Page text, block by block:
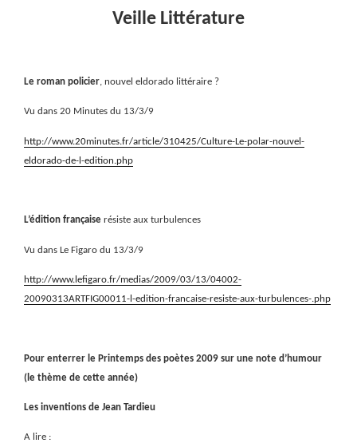
Veille Littérature
Le roman policier, nouvel eldorado littéraire ?
Vu dans 20 Minutes du 13/3/9
http://www.20minutes.fr/article/310425/Culture-Le-polar-nouvel-
eldorado-de-l-edition.php
L’édition française résiste aux turbulences
Vu dans Le Figaro du 13/3/9
http://www.lefigaro.fr/medias/2009/03/13/04002-
20090313ARTFIG00011-l-edition-francaise-resiste-aux-turbulences-.php
Pour enterrer le Printemps des poètes 2009 sur une note d’humour
(le thème de cette année)
Les inventions de Jean Tardieu
A lire :